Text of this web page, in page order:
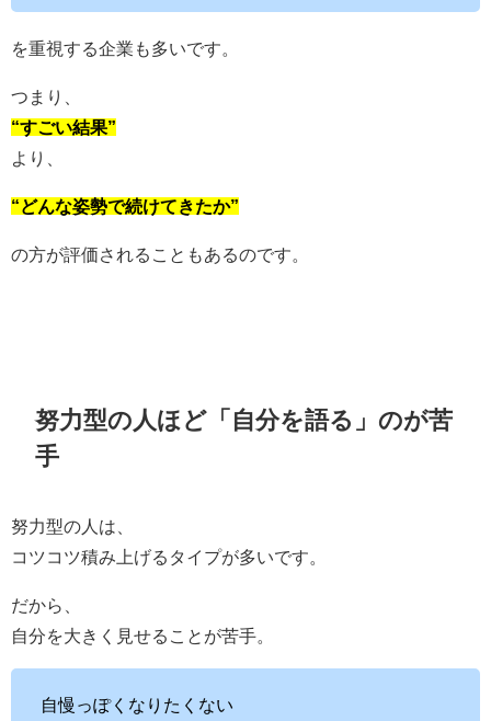
を重視する企業も多いです。
つまり、
“すごい結果”
より、
“どんな姿勢で続けてきたか”
の方が評価されることもあるのです。
努力型の人ほど「自分を語る」のが苦
手
努力型の人は、
コツコツ積み上げるタイプが多いです。
だから、
自分を大きく見せることが苦手。
自慢っぽくなりたくない